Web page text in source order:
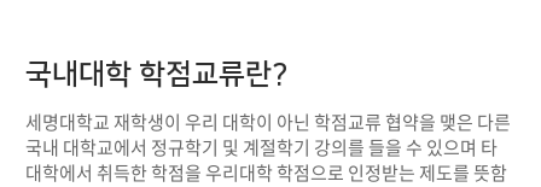
국내대학 학점교류란?
세명대학교 재학생이 우리 대학이 아닌 학점교류 협약을 맺은 다른
국내 대학교에서 정규학기 및 계절학기 강의를 들을 수 있으며 타
대학에서 취득한 학점을 우리대학 학점으로 인정받는 제도를 뜻함